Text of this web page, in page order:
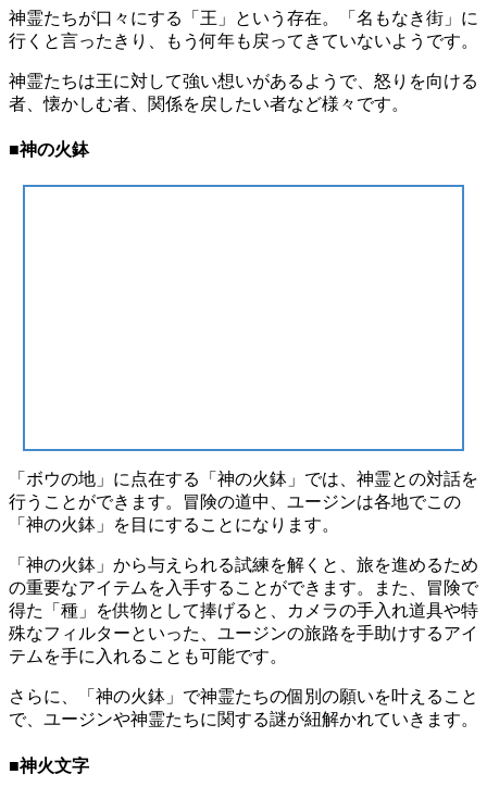
神霊たちが口々にする「王」という存在。「名もなき街」に
行くと言ったきり、もう何年も戻ってきていないようです。
神霊たちは王に対して強い想いがあるようで、怒りを向ける
者、懐かしむ者、関係を戻したい者など様々です。
■神の火鉢
「ボウの地」に点在する「神の火鉢」では、神霊との対話を
行うことができます。冒険の道中、ユージンは各地でこの
「神の火鉢」を目にすることになります。
「神の火鉢」から与えられる試練を解くと、旅を進めるため
の重要なアイテムを入手することができます。また、冒険で
得た「種」を供物として捧げると、カメラの手入れ道具や特
殊なフィルターといった、ユージンの旅路を手助けするアイ
テムを手に入れることも可能です。
さらに、「神の火鉢」で神霊たちの個別の願いを叶えること
で、ユージンや神霊たちに関する謎が紐解かれていきます。
■神火文字